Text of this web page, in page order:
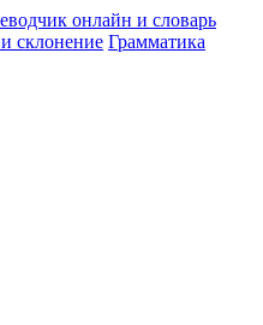
и склонение Грамматика